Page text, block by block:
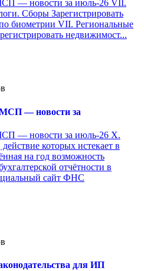
— новости за июль-26 VII.
Сборы Зарегистрировать
биометрии VII. Региональные
недвижимост...
— новости за
— новости за июль-26 X.
которых истекает в
на год возможность
отчётности в
сайт ФНС
для ИП